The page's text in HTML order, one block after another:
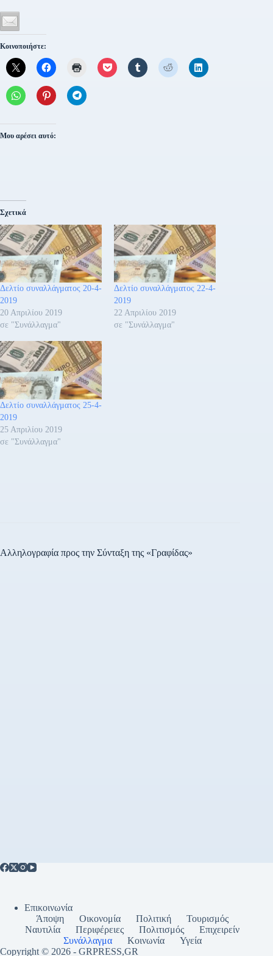
Κοινοποιήστε:
Μου αρέσει αυτό:
Σχετικά
Δελτίο συναλλάγματος 20-4-
2019
20 Απριλίου 2019
σε "Συνάλλαγμα"
Δελτίο συναλλάγματος 22-4-
2019
22 Απριλίου 2019
σε "Συνάλλαγμα"
Δελτίο συναλλάγματος 25-4-
2019
25 Απριλίου 2019
σε "Συνάλλαγμα"
Αλληλογραφία προς την Σύνταξη της «Γραφίδας»
Επικοινωνία
Άποψη
Οικονομία Πολιτική
Τουρισμός
Ναυτιλία
Περιφέρειες Πολιτισμός
Επιχειρείν
Συνάλλαγμα
Κοινωνία
Υγεία
Copyright © 2026 - GRPRESS,GR